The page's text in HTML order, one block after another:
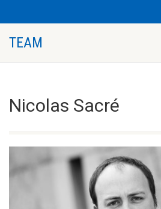
TEAM
Nicolas Sacré